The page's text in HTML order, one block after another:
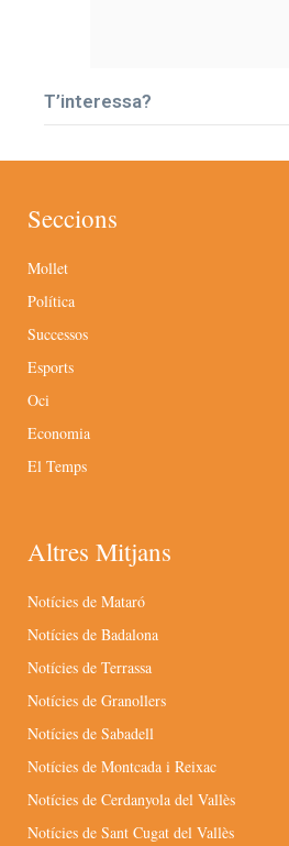
T’interessa?
Seccions
Mollet
Política
Successos
Esports
Oci
Economia
El Temps
Altres Mitjans
Notícies de Mataró
Notícies de Badalona
Notícies de Terrassa
Notícies de Granollers
Notícies de Sabadell
Notícies de Montcada i Reixac
Notícies de Cerdanyola del Vallès
Notícies de Sant Cugat del Vallès